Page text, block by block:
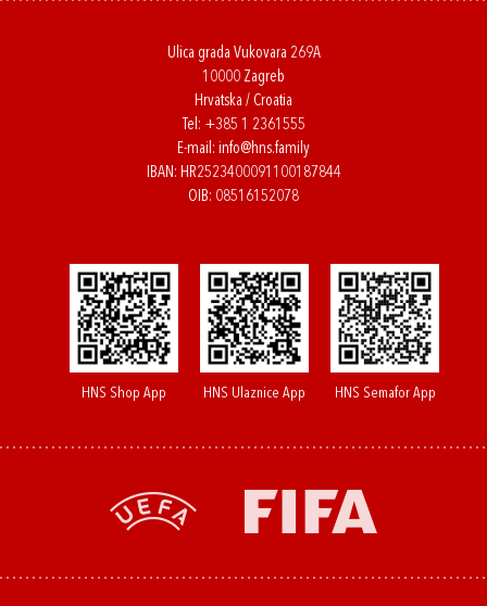
Ulica grada Vukovara 269A
10000 Zagreb
Hrvatska / Croatia
Tel: +385 1 2361555
E-mail: info@hns.family
IBAN: HR2523400091100187844
OIB: 08516152078
HNS Shop App HNS Ulaznice App HNS Semafor App